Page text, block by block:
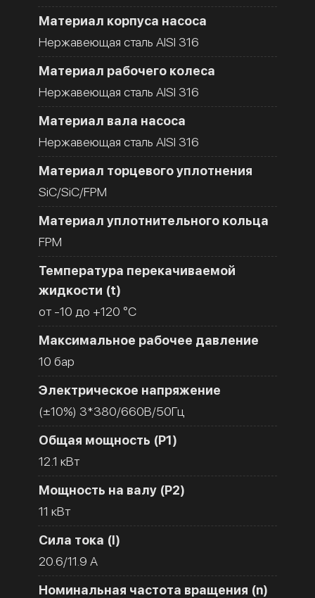
Материал корпуса насоса
Нержавеющая сталь AISI 316
Материал рабочего колеса
Нержавеющая сталь AISI 316
Материал вала насоса
Нержавеющая сталь AISI 316
Материал торцевого уплотнения
SiC/SiC/FPM
Материал уплотнительного кольца
FPM
Температура перекачиваемой
жидкости (t)
от -10 до +120 °C
Максимальное рабочее давление
10 бар
Электрическое напряжение
(±10%) 3*380/660В/50Гц
Общая мощность (Р1)
12.1 кВт
Мощность на валу (Р2)
11 кВт
Сила тока (I)
20.6/11.9 A
Номинальная частота вращения (n)